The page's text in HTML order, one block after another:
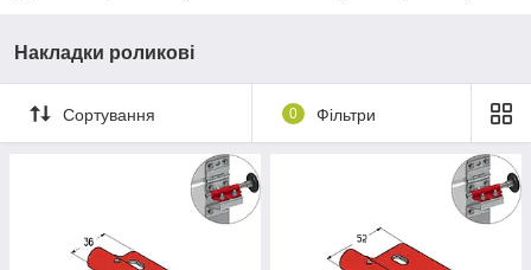
Накладки роликові
Сортування 0 Фільтри